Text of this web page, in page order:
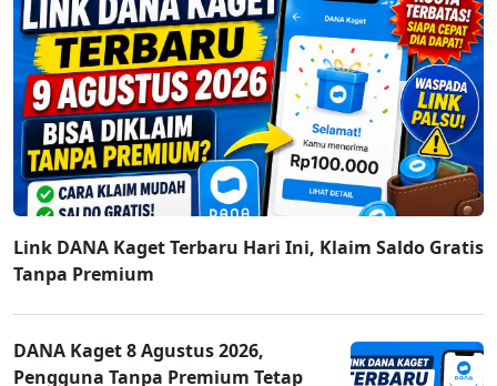
Link DANA Kaget Terbaru Hari Ini, Klaim Saldo Gratis
Tanpa Premium
DANA Kaget 8 Agustus 2026,
Pengguna Tanpa Premium Tetap